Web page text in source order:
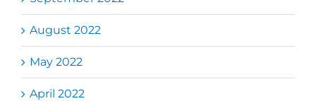
August 2022
May 2022
April 2022